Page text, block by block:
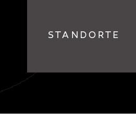
STANDORTE